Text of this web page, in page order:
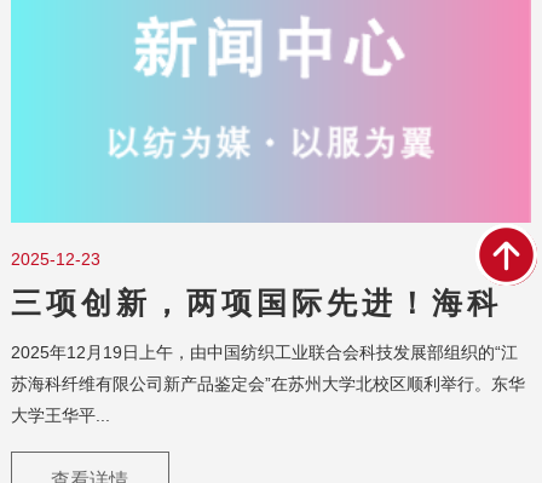
2025-12-23
三项创新，两项国际先进！海科
纤维以硬核科技定义功能性纤维
新高度
2025年12月19日上午，由中国纺织工业联合会科技发展部组织的“江
苏海科纤维有限公司新产品鉴定会”在苏州大学北校区顺利举行。东华
大学王华平...